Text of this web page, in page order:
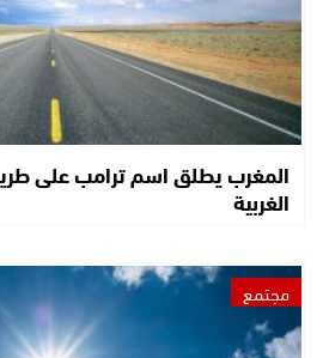
المغرب يطلق اسم ترامب على
الغربية
مجتمع